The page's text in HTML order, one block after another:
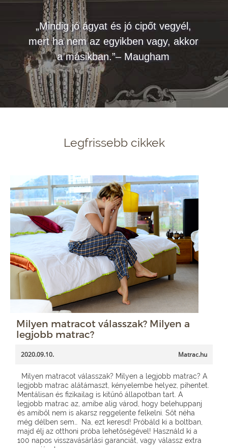
„Mindig jó ágyat és jó cipőt vegyél,
mert ha nem az egyikben vagy, akkor
a másikban.”– Maugham
Legfrissebb cikkek
Milyen matracot válasszak? Milyen a
legjobb matrac?
2020.09.10. Matrac.hu
Milyen matracot válasszak? Milyen a legjobb matrac? A
legjobb matrac alátámaszt, kényelembe helyez, pihentet.
Mentálisan és fizikailag is kitűnő állapotban tart. A
legjobb matrac az, amibe alig várod, hogy belehuppanj
és amiből nem is akarsz reggelente felkelni. Sőt néha
még délben sem… Na, ezt keresd! Próbáld ki a boltban,
majd élj az otthoni próba lehetőségével! Használd ki a
100 napos visszavásárlási garanciát, vagy válassz extra